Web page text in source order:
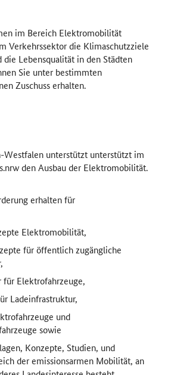
im Bereich Elektromobilität
Verkehrssektor die Klimaschutzziele
Lebensqualität in den Städten
Sie unter bestimmten
Zuschuss erhalten.
Westfalen unterstützt unterstützt im
den Ausbau der Elektromobilität.
erhalten für
Elektromobilität,
für öffentlich zugängliche
für Elektrofahrzeuge,
Ladeinfrastruktur,
und
sowie
Konzepte, Studien, und
der emissionsarmen Mobilität, an